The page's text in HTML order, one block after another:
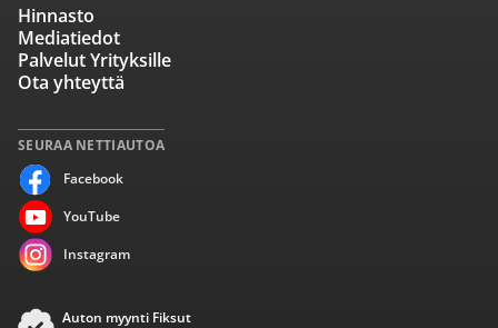
SEURAA NETTIAUTOA
Facebook
YouTube
Instagram
Hinnasto
Mediatiedot
Palvelut Yrityksille
Ota yhteyttä
Auton myynti Fiksut